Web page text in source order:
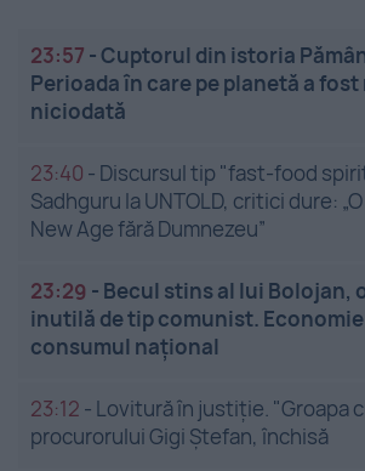
23:57 -Cuptorul din istoria
Perioada în care pe planetă a fost
niciodată
23:40 - Discursul tip "fast-food
Sadhguru la UNTOLD, critici dure:
New Age fără Dumnezeu”
23:29 - Becul stins al lui Bolojan,
inutilă de tip comunist. Economie
consumul național
23:12 - Lovitură în justiție. "Groapa
procurorului Gigi Ștefan, închisă